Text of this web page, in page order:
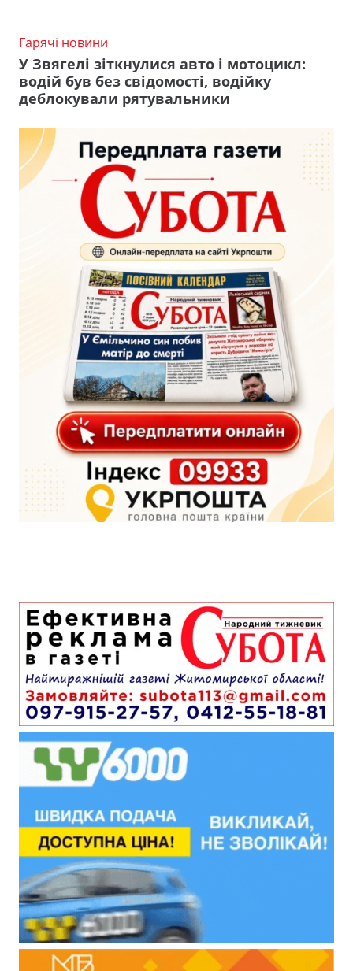
Гарячі новини
У Звягелі зіткнулися авто і мотоцикл:
водій був без свідомості, водійку
деблокували рятувальники